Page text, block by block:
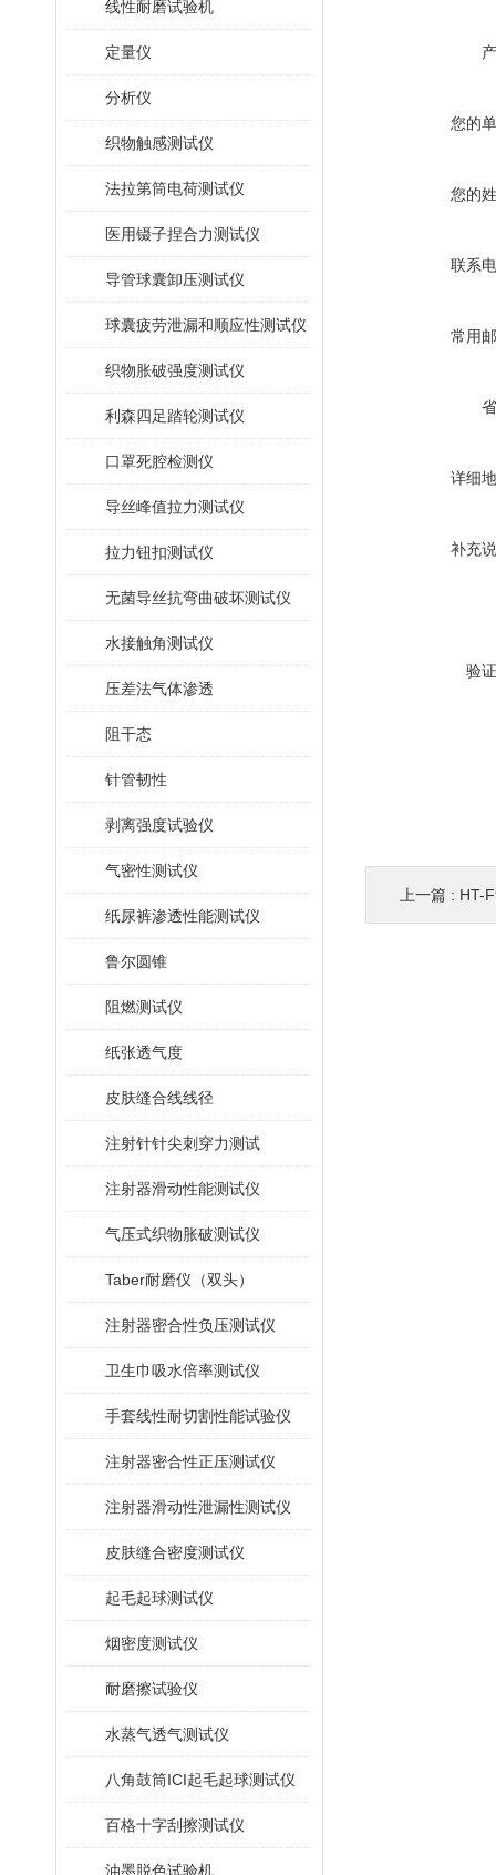
线性耐磨试验机
定量仪
分析仪
织物触感测试仪
法拉第筒电荷测试仪
医用镊子捏合力测试仪
导管球囊卸压测试仪
球囊疲劳泄漏和顺应性测试仪
织物胀破强度测试仪
利森四足踏轮测试仪
口罩死腔检测仪
导丝峰值拉力测试仪
拉力钮扣测试仪
无菌导丝抗弯曲破坏测试仪
水接触角测试仪
压差法气体渗透
阻干态
针管韧性
剥离强度试验仪
气密性测试仪
纸尿裤渗透性能测试仪
鲁尔圆锥
阻燃测试仪
纸张透气度
皮肤缝合线线径
注射针针尖刺穿力测试
注射器滑动性能测试仪
气压式织物胀破测试仪
Taber耐磨仪（双头）
注射器密合性负压测试仪
卫生巾吸水倍率测试仪
手套线性耐切割性能试验仪
注射器密合性正压测试仪
注射器滑动性泄漏性测试仪
皮肤缝合密度测试仪
起毛起球测试仪
烟密度测试仪
耐磨擦试验仪
水蒸气透气测试仪
八角鼓筒ICI起毛起球测试仪
百格十字刮擦测试仪
油墨脱色试验机
您的
您的
联系
常用
详细
补充
验
上一篇 : HT-